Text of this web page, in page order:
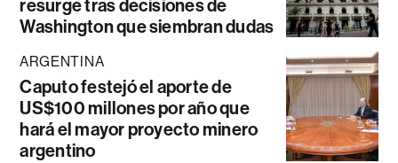
resurge tras decisiones de
Washington que siembran dudas
ARGENTINA
Caputo festejó el aporte de
US$100 millones por año que
hará el mayor proyecto minero
argentino